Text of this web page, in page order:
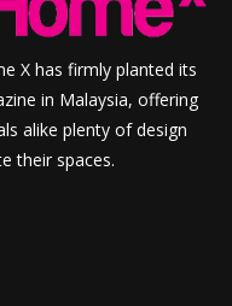
X has firmly planted its
in Malaysia, offering
alike plenty of design
their spaces.